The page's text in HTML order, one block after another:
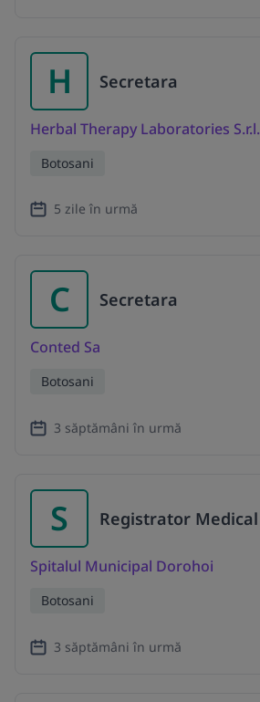
H Secretara
Herbal Therapy Laboratories S.r.l.
Botosani
5 zile în urmă
C Secretara
Conted Sa
Botosani
3 săptămâni în urmă
S Registrator Medical
Spitalul Municipal Dorohoi
Botosani
3 săptămâni în urmă